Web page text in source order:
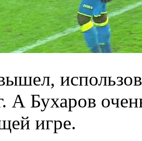
А Бухаров
игре.